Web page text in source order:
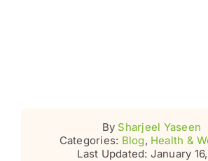
By Sharjeel Yaseen
Categories: Blog, Health &
Last Updated: January